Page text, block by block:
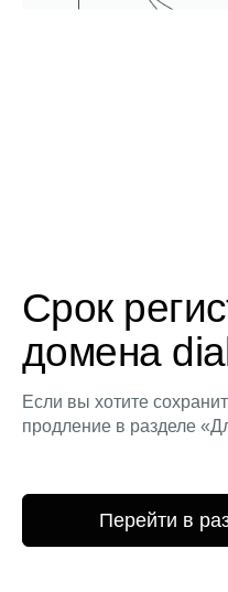
Срок
домена
Если вы хотите
продление в разделе
Перейти в